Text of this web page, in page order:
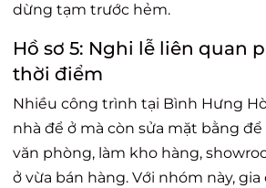
dừng tạm trước hẻm.
Hồ sơ 5: Nghi lễ liên quan
thời điểm
Nhiều công trình tại Bình Hưng
nhà để ở mà còn sửa mặt bằng
văn phòng, làm kho hàng,
ở vừa bán hàng. Với nhóm này,